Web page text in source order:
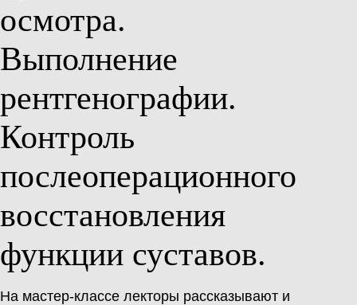
осмотра.
Выполнение
рентгенографии.
Контроль
послеоперационного
восстановления
функции суставов.
На мастер-классе лекторы рассказывают и